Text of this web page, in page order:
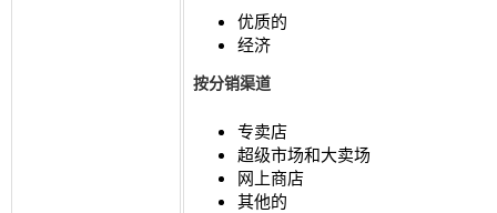
优质的
经济
按分销渠道
专卖店
超级市场和大卖场
网上商店
其他的